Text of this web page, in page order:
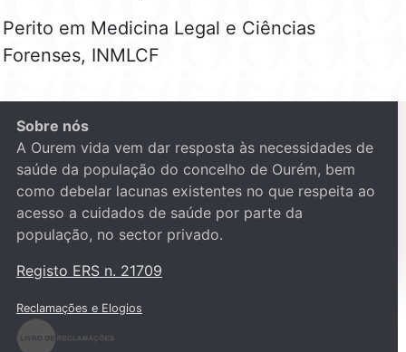
Perito em Medicina Legal e Ciências
Forenses, INMLCF
Sobre nós
A Ourem vida vem dar resposta às necessidades de
saúde da população do concelho de Ourém, bem
como debelar lacunas existentes no que respeita ao
acesso a cuidados de saúde por parte da
população, no sector privado.
Registo ERS n. 21709
Reclamações e Elogios